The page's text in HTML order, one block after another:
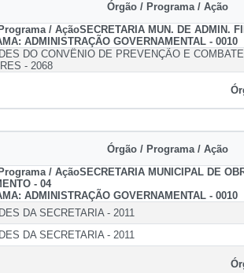
Órgão / Programa / Ação
/ AçãoSECRETARIA MUN. DE ADMIN.
ADMINISTRAÇÃO GOVERNAMENTAL - 0010
DO CONVÊNIO DE PREVENÇÃO E
- 2068
Órgão / Programa / Ação
/ AçãoSECRETARIA MUNICIPAL DE
- 04
ADMINISTRAÇÃO GOVERNAMENTAL - 0010
DA SECRETARIA - 2011
DA SECRETARIA - 2011